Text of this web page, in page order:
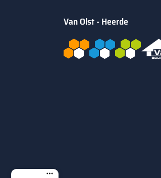
Van Olst - Heerde